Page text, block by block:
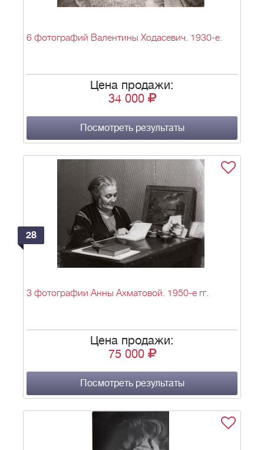
6 фотографий Валентины Ходасевич. 1930-е.
Цена продажи:
34 000
Посмотреть результаты
28
3 фотографии Анны Ахматовой. 1950-е гг.
Цена продажи:
75 000
Посмотреть результаты